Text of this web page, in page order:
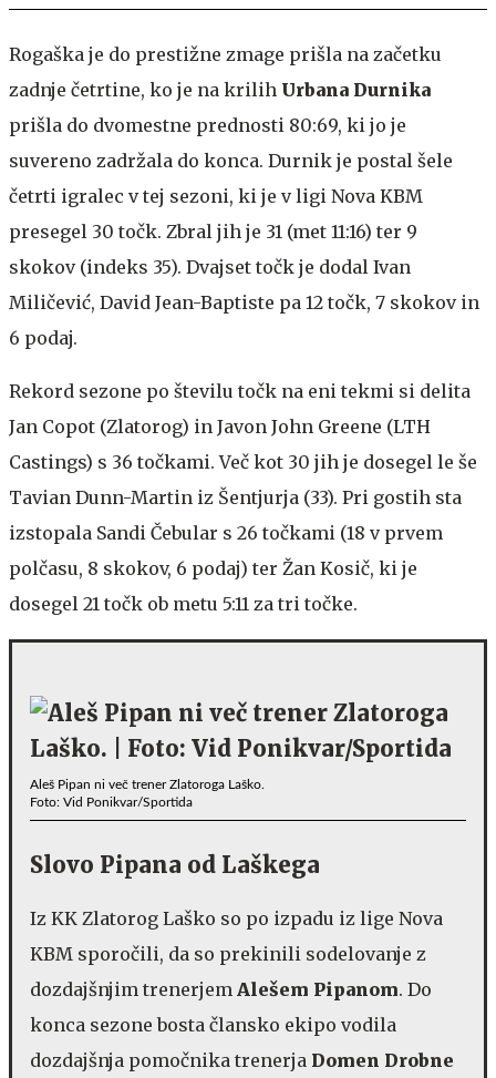
Rogaška je do prestižne zmage prišla na začetku
zadnje četrtine, ko je na krilih Urbana Durnika
prišla do dvomestne prednosti 80:69, ki jo je
suvereno zadržala do konca. Durnik je postal šele
četrti igralec v tej sezoni, ki je v ligi Nova KBM
presegel 30 točk. Zbral jih je 31 (met 11:16) ter 9
skokov (indeks 35). Dvajset točk je dodal Ivan
Miličević, David Jean-Baptiste pa 12 točk, 7 skokov in
6 podaj.
Rekord sezone po številu točk na eni tekmi si delita
Jan Copot (Zlatorog) in Javon John Greene (LTH
Castings) s 36 točkami. Več kot 30 jih je dosegel le še
Tavian Dunn-Martin iz Šentjurja (33). Pri gostih sta
izstopala Sandi Čebular s 26 točkami (18 v prvem
polčasu, 8 skokov, 6 podaj) ter Žan Kosič, ki je
dosegel 21 točk ob metu 5:11 za tri točke.
Aleš Pipan ni več trener Zlatoroga Laško.
Foto: Vid Ponikvar/Sportida
Slovo Pipana od Laškega
Iz KK Zlatorog Laško so po izpadu iz lige Nova
KBM sporočili, da so prekinili sodelovanje z
dozdajšnjim trenerjem Alešem Pipanom. Do
konca sezone bosta člansko ekipo vodila
dozdajšnja pomočnika trenerja Domen Drobne